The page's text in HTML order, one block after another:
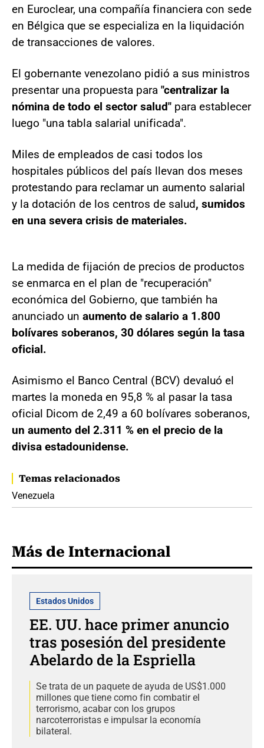
en Euroclear, una compañía financiera con sede
en Bélgica que se especializa en la liquidación
de transacciones de valores.
El gobernante venezolano pidió a sus ministros
presentar una propuesta para "centralizar la
nómina de todo el sector salud" para establecer
luego "una tabla salarial unificada".
Miles de empleados de casi todos los
hospitales públicos del país llevan dos meses
protestando para reclamar un aumento salarial
y la dotación de los centros de salud, sumidos
en una severa crisis de materiales.
La medida de fijación de precios de productos
se enmarca en el plan de "recuperación"
económica del Gobierno, que también ha
anunciado un aumento de salario a 1.800
bolívares soberanos, 30 dólares según la tasa
oficial.
Asimismo el Banco Central (BCV) devaluó el
martes la moneda en 95,8 % al pasar la tasa
oficial Dicom de 2,49 a 60 bolívares soberanos,
un aumento del 2.311 % en el precio de la
divisa estadounidense.
Temas relacionados
Venezuela
Más de Internacional
Estados Unidos
EE. UU. hace primer anuncio
tras posesión del presidente
Abelardo de la Espriella
Se trata de un paquete de ayuda de US$1.000
millones que tiene como fin combatir el
terrorismo, acabar con los grupos
narcoterroristas e impulsar la economía
bilateral.